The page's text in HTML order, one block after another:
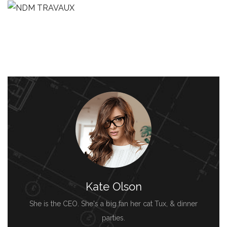
Kate Olson
She is the CEO. She's a big fan her cat Tux, & dinner
parties.